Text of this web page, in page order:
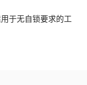
于无自锁要求的工